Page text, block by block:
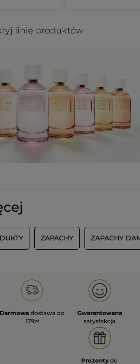
linię produktów
ZAPACHY ZAPACHY
Darmowa dostawa od
179zł
Gwarantowana
satysfakcja
Prezenty do